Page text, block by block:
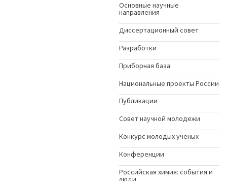
Основные научные
направления
Диссертационный совет
Разработки
Приборная база
Национальные проекты России
Публикации
Совет научной молодежи
Конкурс молодых ученыx
Конференции
Российская химия: события и
люди